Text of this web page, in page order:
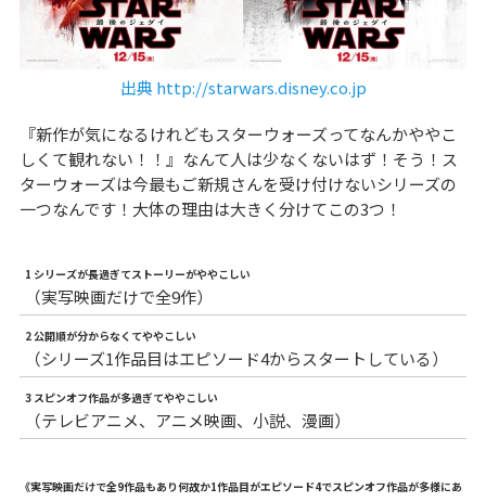
出典 http://starwars.disney.co.jp
『新作が気になるけれどもスターウォーズってなんかややこ
しくて観れない！！』なんて人は少なくないはず！そう！ス
ターウォーズは今最もご新規さんを受け付けないシリーズの
一つなんです！大体の理由は大きく分けてこの3つ！
1 シリーズが長過ぎてストーリーがややこしい
（実写映画だけで全9作）
2 公開順が分からなくてややこしい
（シリーズ1作品目はエピソード4からスタートしている）
3 スピンオフ作品が多過ぎてややこしい
（テレビアニメ、アニメ映画、小説、漫画）
《実写映画だけで全9作品もあり何故か1作品目がエピソード4でスピンオフ作品が多様にあ